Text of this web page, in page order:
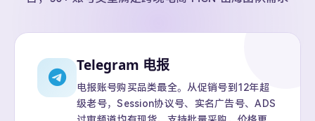
Telegram 电报
电报账号购买品类最全。从促销号到12年超
级老号，Session协议号、实名广告号、ADS